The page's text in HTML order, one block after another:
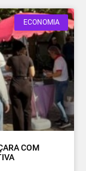
ECONOMIA
COM